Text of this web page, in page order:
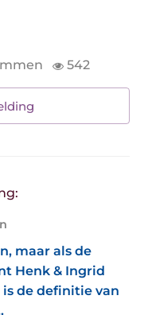
542
maar als de
Henk & Ingrid
de definitie van